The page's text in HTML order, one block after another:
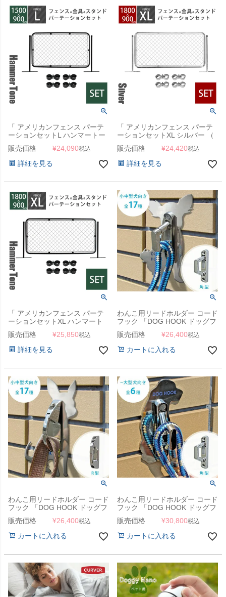
「 アメリカンフェンス パーテ
ーションセットL ハンマートー
ンブラック （ 1500×900mmフ
ェンス＋Φ31.8mmスタンド2本
＋ジョイントA4個 ） 」
販売価格 ¥24,090税込
詳細を見る
「 アメリカンフェンス パーテ
ーションセットXL シルバー （
1800×900mmフェンス＋
Φ31.8mmスタンド2本＋ジョイ
ントA4個 ） 」
販売価格 ¥24,420税込
詳細を見る
「 アメリカンフェンス パーテ
ーションセットXL ハンマート
ーンブラック （ 1800×900mm
フェンス＋Φ31.8mmスタンド2
本＋ジョイントA4個 ） 」
販売価格 ¥25,850税込
詳細を見る
わんこ用リードホルダー コード
フック 「DOG HOOK ドッグフ
ック 壁付けリードフック 小中
型犬向き 角型」
販売価格 ¥26,400税込
カートに入れる
わんこ用リードホルダー コード
フック 「DOG HOOK ドッグフ
ック 壁付けリードフック 小中
型犬向き R型」
販売価格 ¥26,400税込
カートに入れる
わんこ用リードホルダー コード
フック 「DOG HOOK ドッグフ
ック 壁付けリードフック 小～
大型犬向き 角型」
販売価格 ¥30,800税込
カートに入れる